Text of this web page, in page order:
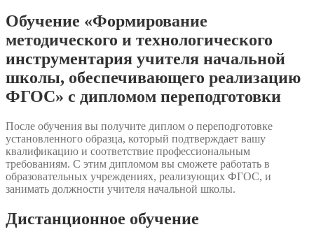
Обучение «Формирование
методического и технологического
инструментария учителя начальной
школы, обеспечивающего реализацию
ФГОС» с дипломом переподготовки
После обучения вы получите диплом о переподготовке
установленного образца, который подтверждает вашу
квалификацию и соответствие профессиональным
требованиям. С этим дипломом вы сможете работать в
образовательных учреждениях, реализующих ФГОС, и
занимать должности учителя начальной школы.
Дистанционное обучение